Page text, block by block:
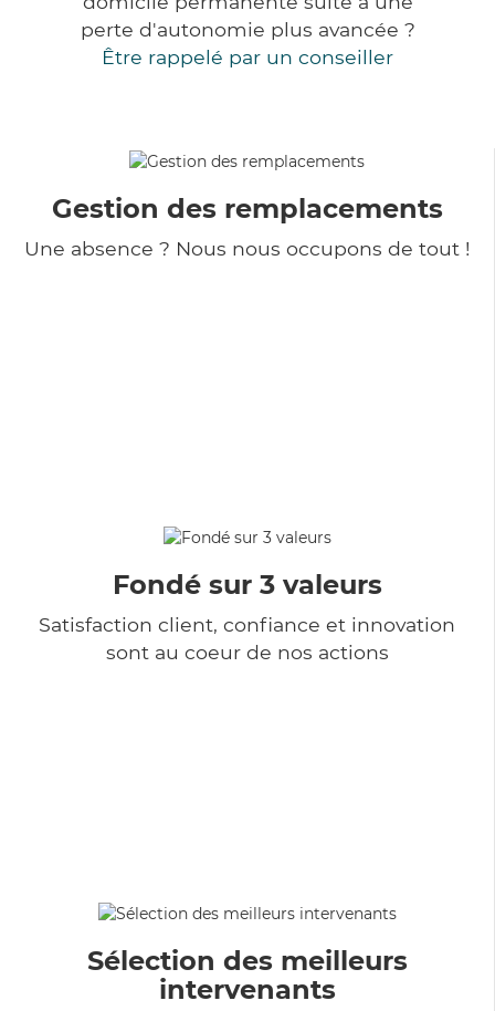
perte d'autonomie plus avancée ?
Être rappelé par un conseiller
Gestion des remplacements
Une absence ? Nous nous occupons de tout !
Fondé sur 3 valeurs
Satisfaction client, confiance et innovation
sont au coeur de nos actions
Sélection des meilleurs
intervenants